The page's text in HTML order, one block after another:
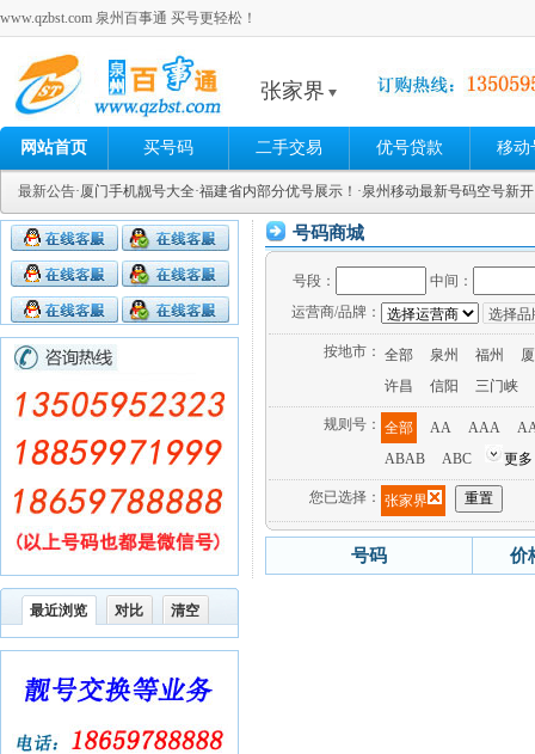
www.qzbst.com 泉州百事通 买号更轻松！
张家界
网站首页 买号码 二手交易 优号贷款 移动
最新公告·厦门手机靓号大全·福建省内部分优号展示！ ·泉州移动最新号码空号新
最近浏览 对比 清空
号码商城
号段：
中间：
运营商/品牌：
按地市： 全部 泉州 福州
许昌
信阳 三门峡
规则号： 全部 AA AAA
ABAB
ABC 更多
您已选择： 张家界
号码 价